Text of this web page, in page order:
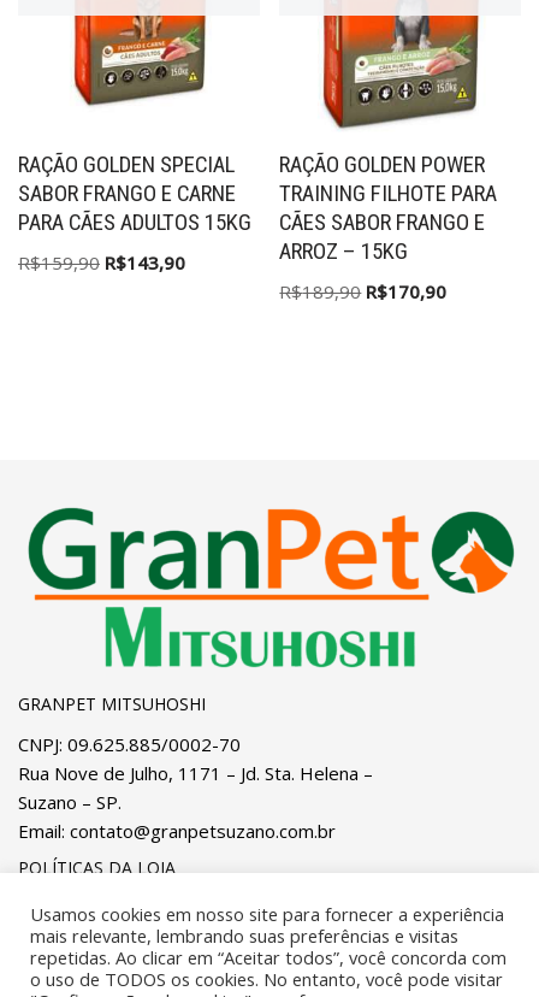
RAÇÃO GOLDEN SPECIAL
SABOR FRANGO E CARNE
PARA CÃES ADULTOS 15KG
R$159,90 R$143,90
RAÇÃO GOLDEN POWER
TRAINING FILHOTE PARA
CÃES SABOR FRANGO E
ARROZ – 15KG
R$189,90 R$170,90
GRANPET MITSUHOSHI
CNPJ: 09.625.885/0002-70
Rua Nove de Julho, 1171 – Jd. Sta. Helena –
Suzano – SP.
Email: contato@granpetsuzano.com.br
POLÍTICAS DA LOJA
PrivacidadeeCookies
Pagamentos
Trocas, Devoluções e Reembolsos
Entregas
Usamos cookies em nosso site para fornecer a experiência
mais relevante, lembrando suas preferências e visitas
repetidas. Ao clicar em “Aceitar todos”, você concorda com
o uso de TODOS os cookies. No entanto, você pode visitar